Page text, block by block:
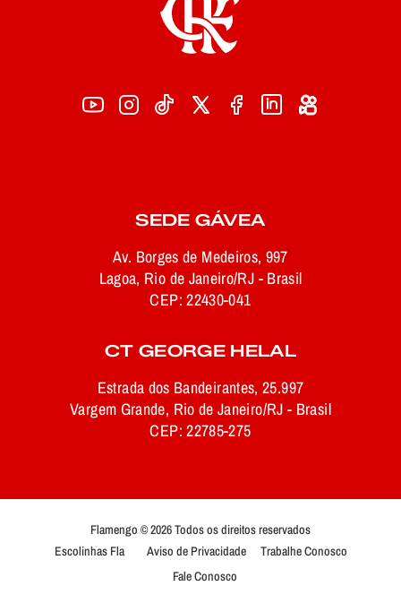
SEDE GÁVEA
Av. Borges de Medeiros, 997
Lagoa, Rio de Janeiro/RJ - Brasil
CEP: 22430-041
CT GEORGE HELAL
Estrada dos Bandeirantes, 25.997
Vargem Grande, Rio de Janeiro/RJ - Brasil
CEP: 22785-275
Flamengo © 2026 Todos os direitos reservados
Escolinhas Fla
Aviso de Privacidade
Trabalhe Conosco
Fale Conosco